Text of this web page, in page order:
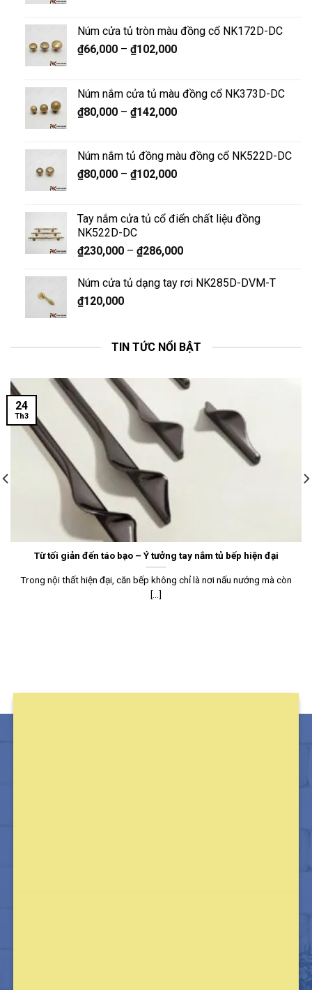
Núm cửa tủ tròn màu đồng cổ NK172D-DC
₫66,000– ₫102,000
Núm nắm cửa tủ màu đồng cổ NK373D-DC
₫80,000– ₫142,000
Núm nắm tủ đồng màu đồng cổ NK522D-DC
₫80,000– ₫102,000
Tay nắm cửa tủ cổ điển chất liệu đồng
NK522D-DC
₫230,000– ₫286,000
Núm cửa tủ dạng tay rơi NK285D-DVM-T
₫120,000
TIN TỨC NỔI BẬT
Từ tối giản đến táo bạo – Ý tưởng tay nắm tủ bếp hiện đại
Trong nội thất hiện đại, căn bếp không chỉ là nơi nấu nướng mà còn
[...]
24
Th3